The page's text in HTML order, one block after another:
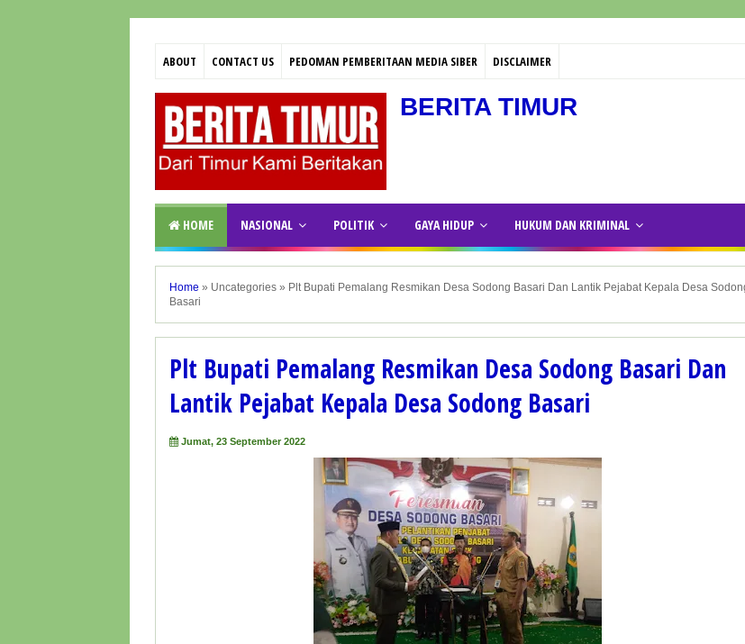
ABOUT CONTACT US PEDOMAN PEMBERITAAN MEDIA SIBER DISCLAIMER
BERITA TIMUR
HOME NASIONAL POLITIK GAYA HIDUP HUKUM DAN KRIMINAL
Home » Uncategories » Plt Bupati Pemalang Resmikan Desa Sodong Basari Dan Lantik Pejabat Kepala Desa
Basari
Plt Bupati Pemalang Resmikan Desa Sodong Basari Dan
Lantik Pejabat Kepala Desa Sodong Basari
Jumat, 23 September 2022